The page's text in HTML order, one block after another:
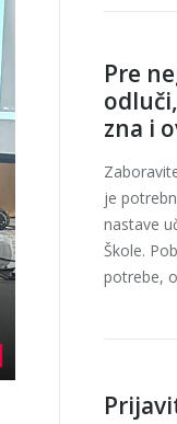
Pre
zna i
je
nastave
Škole.
potrebe,